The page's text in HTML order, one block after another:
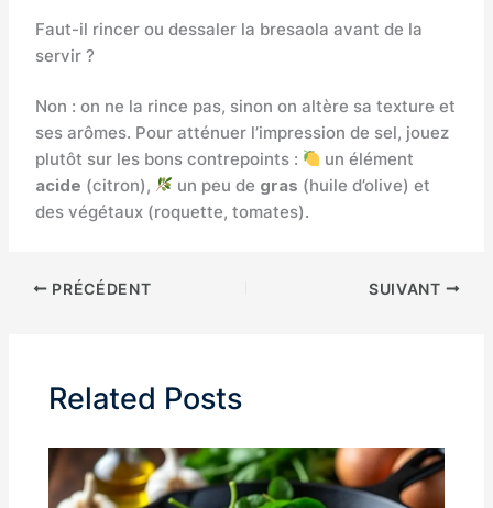
Faut-il rincer ou dessaler la bresaola avant de la
servir ?
Non : on ne la rince pas, sinon on altère sa texture et
ses arômes. Pour atténuer l’impression de sel, jouez
plutôt sur les bons contrepoints :
un élément
acide (citron), un peu de gras (huile d’olive) et
des végétaux (roquette, tomates).
PRÉCÉDENT SUIVANT
Related Posts